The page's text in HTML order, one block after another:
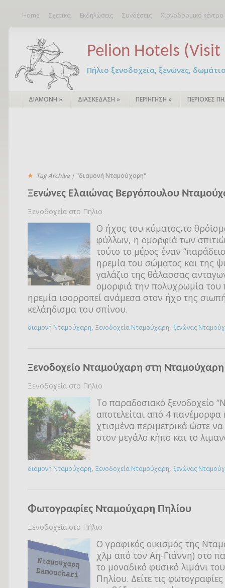
Home Σχετικά Εκδηλώσεις Συνδέσεις Χιονοδρομικό
Pelion Hotels (Visit
Πήλιο ξενοδοχεία, ξενώνες,
ΔΙΑΜΟΝΗ » ΔΙΑΣΚΕΔΑΣΗ » ΠΕΡΙΗΓΗΣΗ » ΠΕΡΙΟΧΕΣ
Tag Archive | "διαμονή Νταμούχαρη"
Ξενώνες Ελαιώνας Βεργόπουλου
Ξενοδοχεία στο Πήλιο
Ο ήχος του κύματος,το
φύλλων, η ομορφιά των
τούτο το μέρος έναν
ηρεμία του σώματος και της
γαλάζιο της θάλασσας
ομορφιά την πολυχρωμία του
ηρεμία ισορροπεί ανάμεσα στον ήχο της
κελάηδισμα του σπίνου.
διαμονή Νταμούχαρη, Ξενοδοχεία Νταμούχαρη, ξενώνας
Ξενοδοχείο Νταμούχαρη στη
Ξενοδοχεία στο Πήλιο
Το παραδοσιακό ξενοδοχείο
αποτελείται από 4 πανέμορφα
χτισμένα περιμετρικά ώστε
στον μεγάλο κήπο και το
διαμονή Νταμούχαρη, Ξενοδοχεία Νταμούχαρη, ξενώνας
Φωτογραφίες Νταμούχαρη Πηλίου
Ξενοδοχεία στο Πήλιο
Ο γραφικός οικισμός της
χλμ από τον Αη-Γιάννη) στο
το μοναδικό φυσικό λιμάνι
Πηλίου. Δείτε τις